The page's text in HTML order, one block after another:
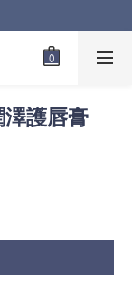
護唇膏